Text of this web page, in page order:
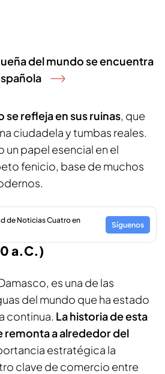
del mundo se encuentra
refleja en sus ruinas, que
ciudadela y tumbas reales.
un papel esencial en el
fenicio, base de muchos
de Noticias Cuatro en
Síguenos
a.C.)
es una de las
del mundo que ha estado
continua. La historia de esta
remonta a alrededor del
estratégica la
clave de comercio entre